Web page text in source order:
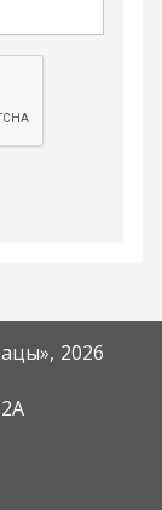
2026